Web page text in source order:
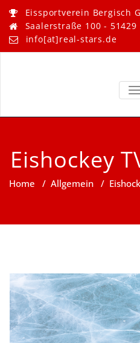
content
Eissportverein Bergisch
Saalerstraße 100 -
info[at]real-stars.de
Eishockey
Home / Allgemein /